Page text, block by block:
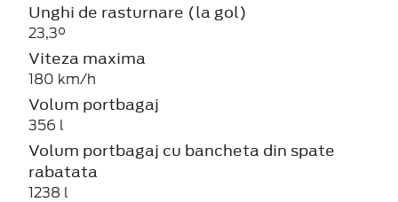
Unghi de rasturnare (la gol)
23,3°
Viteza maxima
180 km/h
Volum portbagaj
356 l
Volum portbagaj cu bancheta din spate
rabatata
1238 l